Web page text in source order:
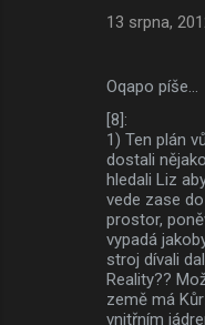
13 srpna,
Oqapo píše…
[8]:
1) Ten plán
dostali
hledali Liz
vede zase
prostor,
vypadá
stroj dívali
Reality??
země má
vnitřním